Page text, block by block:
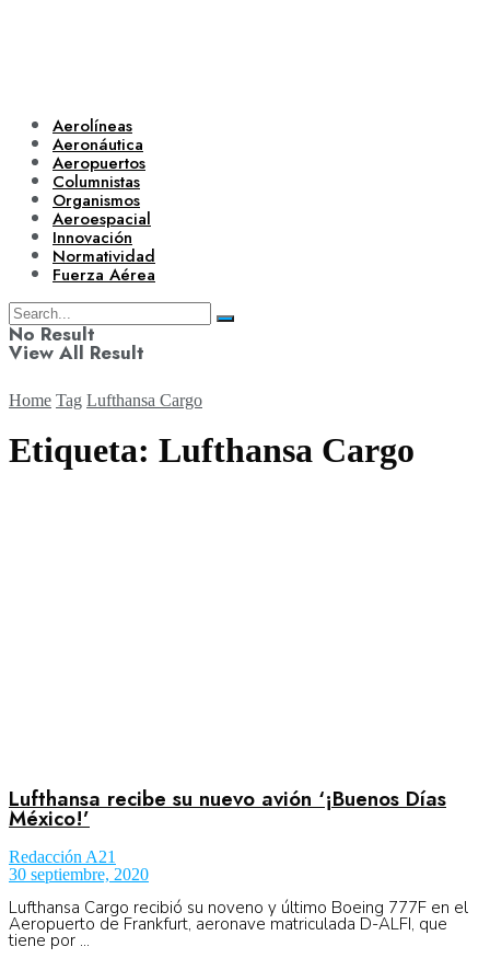
Aerolíneas
Aeronáutica
Aeropuertos
Columnistas
Organismos
Aeroespacial
Innovación
Normatividad
Fuerza Aérea
No Result
View All Result
Organismos
Aeroespacial
Innovación
Home Tag Lufthansa Cargo
Etiqueta: Lufthansa Cargo
Lufthansa recibe su nuevo avión ‘¡Buenos Días
México!’
Redacción A21
30 septiembre, 2020
Lufthansa Cargo recibió su noveno y último Boeing 777F en el
Aeropuerto de Frankfurt, aeronave matriculada D-ALFI, que
tiene por ...